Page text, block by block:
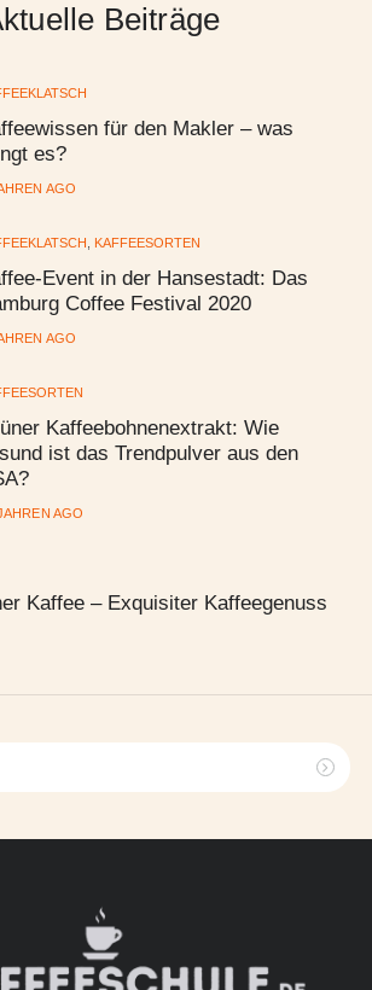
Beiträge
für den Makler – was
es?
AGO
KAFFEESORTEN
Event in der Hansestadt: Das
Coffee Festival 2020
AGO
Kaffeebohnenextrakt: Wie
ist das Trendpulver aus den
AGO
Kaffee – Exquisiter Kaffeegenuss